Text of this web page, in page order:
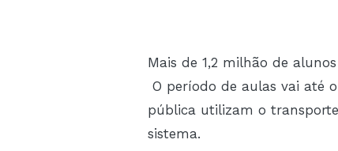
Mais de 1,2 milhão de
O período de aulas vai até
pública utilizam o
sistema.